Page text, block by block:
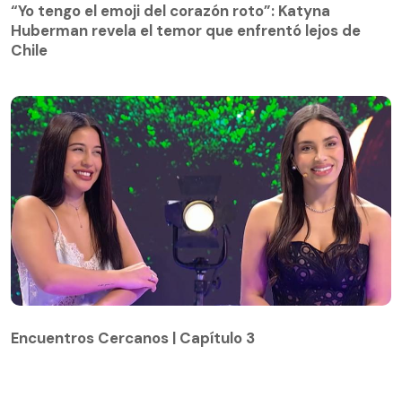
“Yo tengo el emoji del corazón roto”: Katyna
Huberman revela el temor que enfrentó lejos de
Chile
Encuentros Cercanos | Capítulo 3